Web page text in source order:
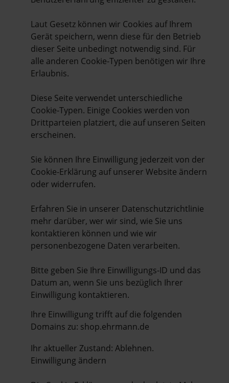
Laut Gesetz können wir Cookies auf Ihrem
Gerät speichern, wenn diese für den Betrieb
dieser Seite unbedingt notwendig sind. Für
alle anderen Cookie-Typen benötigen wir Ihre
Erlaubnis.
Diese Seite verwendet unterschiedliche
Cookie-Typen. Einige Cookies werden von
Drittparteien platziert, die auf unseren Seiten
erscheinen.
Sie können Ihre Einwilligung jederzeit von der
Cookie-Erklärung auf unserer Website ändern
oder widerrufen.
Erfahren Sie in unserer Datenschutzrichtlinie
mehr darüber, wer wir sind, wie Sie uns
kontaktieren können und wie wir
personenbezogene Daten verarbeiten.
Bitte geben Sie Ihre Einwilligungs-ID und das
Datum an, wenn Sie uns bezüglich Ihrer
Einwilligung kontaktieren.
Ihre Einwilligung trifft auf die folgenden
Domains zu: shop.ehrmann.de
Ihr aktueller Zustand: Ablehnen.
Einwilligung ändern